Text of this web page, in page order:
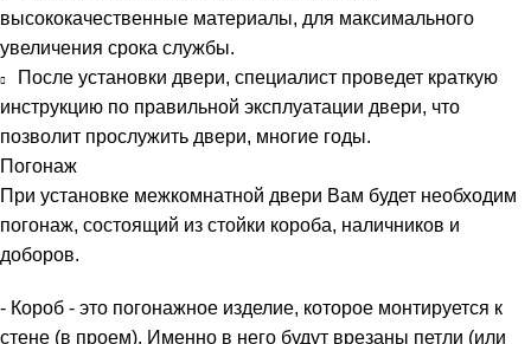
высококачественные материалы, для максимального
увеличения срока службы.
После установки двери, специалист проведет краткую
инструкцию по правильной эксплуатации двери, что
позволит прослужить двери, многие годы.
Погонаж
При установке межкомнатной двери Вам будет необходим
погонаж, состоящий из стойки короба, наличников и
доборов.
- Короб - это погонажное изделие, которое монтируется к
стене (в проем). Именно в него будут врезаны петли (или